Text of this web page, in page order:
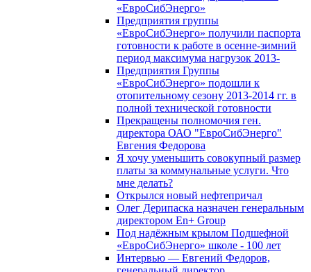
«ЕвроСибЭнерго»
Предприятия группы
«ЕвроСибЭнерго» получили паспорта
готовности к работе в осенне-зимний
период максимума нагрузок 2013-
Предприятия Группы
«ЕвроСибЭнерго» подошли к
отопительному сезону 2013-2014 гг. в
полной технической готовности
Прекращены полномочия ген.
директора ОАО "ЕвроСибЭнерго"
Евгения Федорова
Я хочу уменьшить совокупный размер
платы за коммунальные услуги. Что
мне делать?
Открылся новый нефтепричал
Олег Дерипаска назначен генеральным
директором En+ Group
Под надёжным крылом Подшефной
«ЕвроСибЭнерго» школе - 100 лет
Интервью — Евгений Федоров,